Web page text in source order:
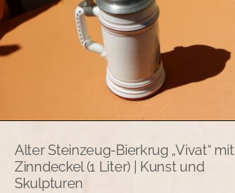
Alter Steinzeug-Bierkrug „Vivat“ mit
Zinndeckel (1 Liter) | Kunst und
Skulpturen
Alter Steingut-Bierkrug
„Alleweil Fidel“ mit
Zinndeckel | Kunst und
Skulpturen
Allerlei Kunst und Skulpturen